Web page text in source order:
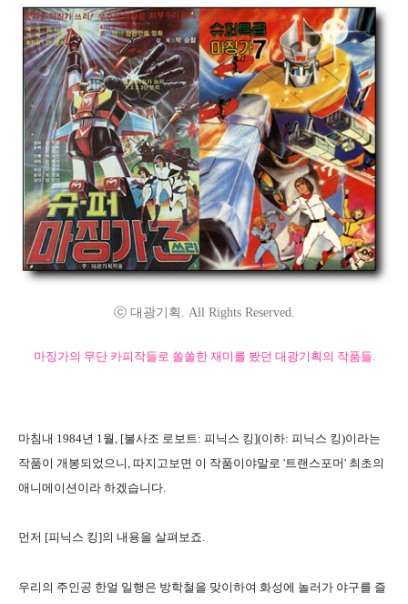
ⓒ 대광기획. All Rights Reserved.
마징가의 무단 카피작들로 쏠쏠한 재미를 봤던 대광기획의 작품들.
마침내 1984년 1월, [불사조 로보트: 피닉스 킹](이하: 피닉스 킹)이라는
작품이 개봉되었으니, 따지고보면 이 작품이야말로 '트랜스포머' 최초의
애니메이션이라 하겠습니다.
먼저 [피닉스 킹]의 내용을 살펴보죠.
우리의 주인공 한얼 일행은 방학철을 맞이하여 화성에 놀러가 야구를 즐